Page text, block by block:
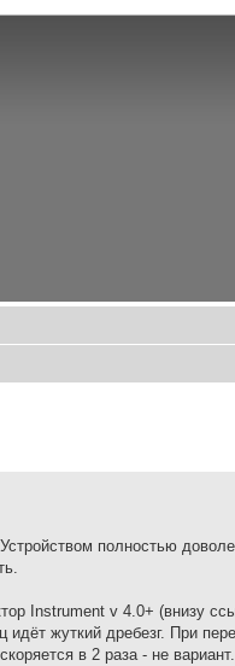
полностью
Instrument v 4.0+ (внизу
жуткий дребезг. При
в 2 раза - не